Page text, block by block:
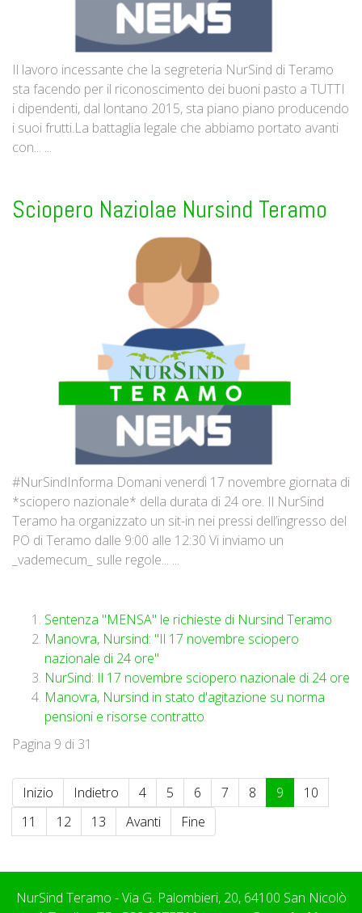
Il lavoro incessante che la segreteria NurSind di Teramo
sta facendo per il riconoscimento dei buoni pasto a TUTTI
i dipendenti, dal lontano 2015, sta piano piano producendo
i suoi frutti.La battaglia legale che abbiamo portato avanti
con... ...
Sciopero Naziolae Nursind Teramo
#NurSindInforma Domani venerdì 17 novembre giornata di
*sciopero nazionale* della durata di 24 ore. Il NurSind
Teramo ha organizzato un sit-in nei pressi dell’ingresso del
PO di Teramo dalle 9:00 alle 12:30 Vi inviamo un
_vademecum_ sulle regole... ...
Sentenza "MENSA" le richieste di Nursind Teramo
Manovra, Nursind: "Il 17 novembre sciopero
nazionale di 24 ore"
NurSind: Il 17 novembre sciopero nazionale di 24 ore
Manovra, Nursind in stato d'agitazione su norma
pensioni e risorse contratto
Pagina 9 di 31
Inizio Indietro 4 5 6 7 8 9
10
11
12 13 Avanti Fine
NurSind Teramo - Via G. Palombieri, 20, 64100 San Nicolò